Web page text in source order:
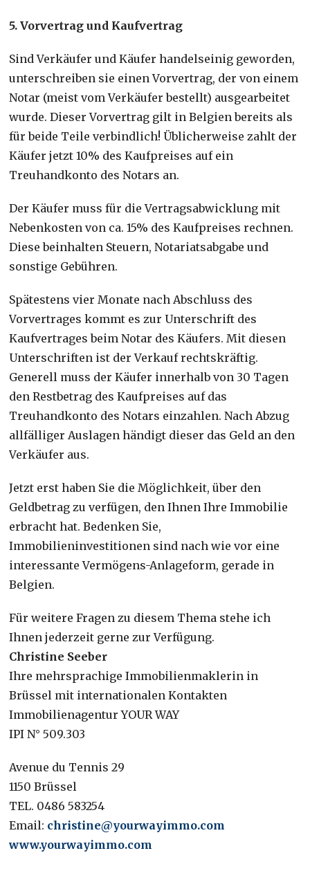
5. Vorvertrag und Kaufvertrag
Sind Verkäufer und Käufer handelseinig geworden,
unterschreiben sie einen Vorvertrag, der von einem
Notar (meist vom Verkäufer bestellt) ausgearbeitet
wurde. Dieser Vorvertrag gilt in Belgien bereits als
für beide Teile verbindlich! Üblicherweise zahlt der
Käufer jetzt 10% des Kaufpreises auf ein
Treuhandkonto des Notars an.
Der Käufer muss für die Vertragsabwicklung mit
Nebenkosten von ca. 15% des Kaufpreises rechnen.
Diese beinhalten Steuern, Notariatsabgabe und
sonstige Gebühren.
Spätestens vier Monate nach Abschluss des
Vorvertrages kommt es zur Unterschrift des
Kaufvertrages beim Notar des Käufers. Mit diesen
Unterschriften ist der Verkauf rechtskräftig.
Generell muss der Käufer innerhalb von 30 Tagen
den Restbetrag des Kaufpreises auf das
Treuhandkonto des Notars einzahlen. Nach Abzug
allfälliger Auslagen händigt dieser das Geld an den
Verkäufer aus.
Jetzt erst haben Sie die Möglichkeit, über den
Geldbetrag zu verfügen, den Ihnen Ihre Immobilie
erbracht hat. Bedenken Sie,
Immobilieninvestitionen sind nach wie vor eine
interessante Vermögens-Anlageform, gerade in
Belgien.
Für weitere Fragen zu diesem Thema stehe ich
Ihnen jederzeit gerne zur Verfügung.
Christine Seeber
Ihre mehrsprachige Immobilienmaklerin in
Brüssel mit internationalen Kontakten
Immobilienagentur YOUR WAY
IPI N° 509.303
Avenue du Tennis 29
1150 Brüssel
TEL. 0486 583254
Email: christine@yourwayimmo.com
www.yourwayimmo.com